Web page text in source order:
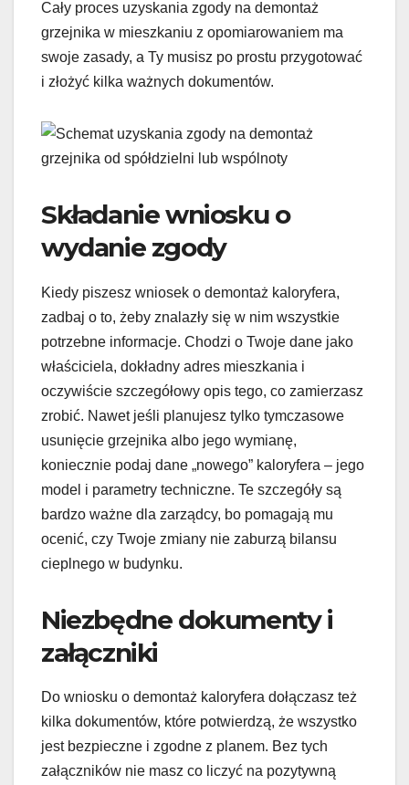
Cały proces uzyskania zgody na demontaż
grzejnika w mieszkaniu z opomiarowaniem ma
swoje zasady, a Ty musisz po prostu przygotować
i złożyć kilka ważnych dokumentów.
Składanie wniosku o
wydanie zgody
Kiedy piszesz wniosek o demontaż kaloryfera,
zadbaj o to, żeby znalazły się w nim wszystkie
potrzebne informacje. Chodzi o Twoje dane jako
właściciela, dokładny adres mieszkania i
oczywiście szczegółowy opis tego, co zamierzasz
zrobić. Nawet jeśli planujesz tylko tymczasowe
usunięcie grzejnika albo jego wymianę,
koniecznie podaj dane „nowego” kaloryfera – jego
model i parametry techniczne. Te szczegóły są
bardzo ważne dla zarządcy, bo pomagają mu
ocenić, czy Twoje zmiany nie zaburzą bilansu
cieplnego w budynku.
Niezbędne dokumenty i
załączniki
Do wniosku o demontaż kaloryfera dołączasz też
kilka dokumentów, które potwierdzą, że wszystko
jest bezpieczne i zgodne z planem. Bez tych
załączników nie masz co liczyć na pozytywną